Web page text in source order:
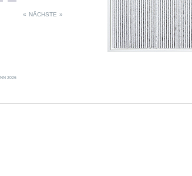
»
NÄCHSTE
«
2026